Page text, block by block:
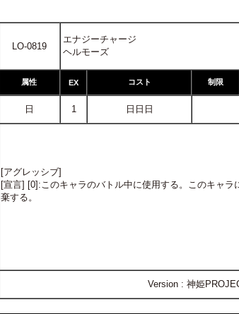
LO-0819
エナジーチャージ
ヘルモーズ
属性 EX コスト 制限
日 1 日日日
[アグレッシブ]
[宣言] [0]:このキャラのバトル中に使用する。このキャ
棄する。
Version : 神姫